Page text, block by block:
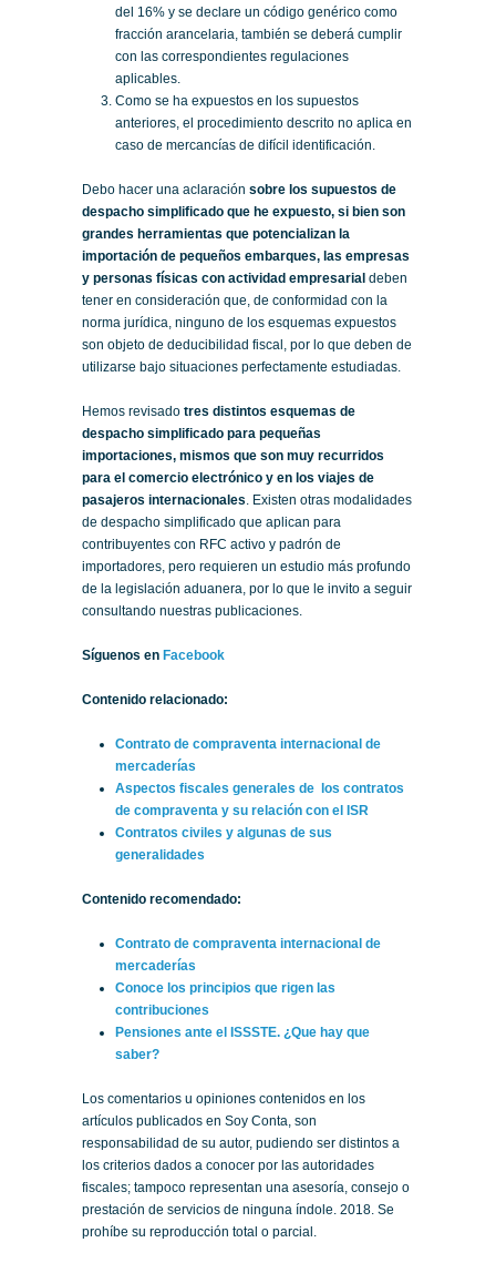
del 16% y se declare un código genérico como
fracción arancelaria, también se deberá cumplir
con las correspondientes regulaciones
aplicables.
Como se ha expuestos en los supuestos
anteriores, el procedimiento descrito no aplica en
caso de mercancías de difícil identificación.
Debo hacer una aclaración sobre los supuestos de
despacho simplificado que he expuesto, si bien son
grandes herramientas que potencializan la
importación de pequeños embarques, las empresas
y personas físicas con actividad empresarial deben
tener en consideración que, de conformidad con la
norma jurídica, ninguno de los esquemas expuestos
son objeto de deducibilidad fiscal, por lo que deben de
utilizarse bajo situaciones perfectamente estudiadas.
Hemos revisado tres distintos esquemas de
despacho simplificado para pequeñas
importaciones, mismos que son muy recurridos
para el comercio electrónico y en los viajes de
pasajeros internacionales. Existen otras modalidades
de despacho simplificado que aplican para
contribuyentes con RFC activo y padrón de
importadores, pero requieren un estudio más profundo
de la legislación aduanera, por lo que le invito a seguir
consultando nuestras publicaciones.
Síguenos en Facebook
Contenido relacionado:
Contrato de compraventa internacional de
mercaderías
Aspectos fiscales generales de los contratos
de compraventa y su relación con el ISR
Contratos civiles y algunas de sus
generalidades
Contenido recomendado:
Contrato de compraventa internacional de
mercaderías
Conoce los principios que rigen las
contribuciones
Pensiones ante el ISSSTE. ¿Que hay que
saber?
Los comentarios u opiniones contenidos en los
artículos publicados en Soy Conta, son
responsabilidad de su autor, pudiendo ser distintos a
los criterios dados a conocer por las autoridades
fiscales; tampoco representan una asesoría, consejo o
prestación de servicios de ninguna índole. 2018. Se
prohíbe su reproducción total o parcial.